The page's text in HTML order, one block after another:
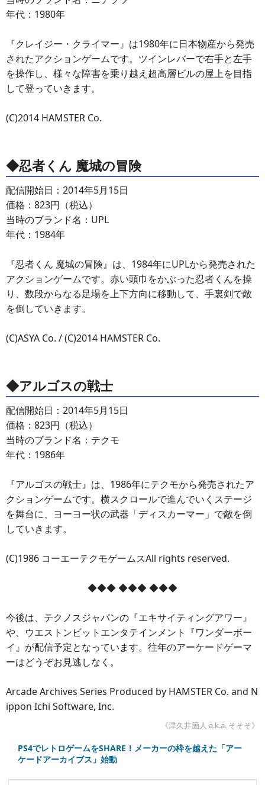
年代：1980年
『クレイジー・クライマー』は1980年に日本物産から発売
されたアクションゲームです。ツインレバーで右手と左手
を操作し、様々な障害を乗り越え超高層ビルの屋上を目指
して登っていきます。
(C)2014 HAMSTER Co.
◆忍者くん 魔城の冒険
配信開始日：2014年5月15日
価格：823円（税込）
当時のブランド名：UPL
年代：1984年
『忍者くん 魔城の冒険』は、1984年にUPLから発売された
アクションゲームです。赤い頭巾をかぶった忍者くんを操
り、数段からなる足場を上下方向に移動して、手裏剣で敵
を倒していきます。
(C)ASYA Co. / (C)2014 HAMSTER Co.
◆アルゴスの戦士
配信開始日：2014年5月15日
価格：823円（税込）
当時のブランド名：テクモ
年代：1986年
『アルゴスの戦士』は、1986年にテクモから発売されたア
クションゲームです。横スクロールで進んでいくステージ
を舞台に、ヨーヨー状の武器「ディスカーマー」で敵を倒
していきます。
(C)1986 コーエーテクモゲームスAll rights reserved.
◆◆◆ ◆◆◆ ◆◆◆
今後は、テクノスジャパンの『エキサイティングアワー』
や、ウエストンビットエンタテインメント『ワンダーボー
イ』が配信予定となっています。往年のアーケードゲーマ
ーはどうぞお見逃しなく。
Arcade Archives Series Produced by HAMSTER Co. and N
ippon Ichi Software, Inc.
《津久井箇人 a.k.a. そそそ》
PS4でレトロゲームをSHARE！メーカーの枠を越えた「アー
ケードアーカイブス」始動